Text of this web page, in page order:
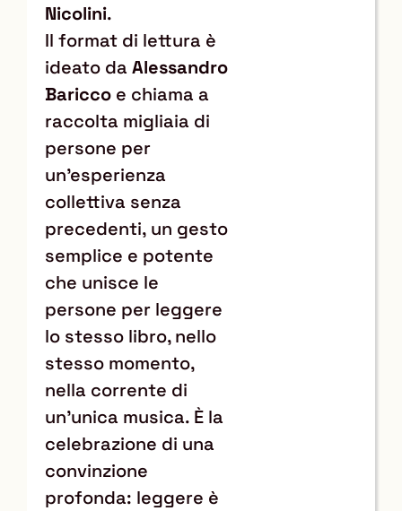
Nicolini.
Il format di lettura è
ideato da Alessandro
Baricco e chiama a
raccolta migliaia di
persone per
un’esperienza
collettiva senza
precedenti, un gesto
semplice e potente
che unisce le
persone per leggere
lo stesso libro, nello
stesso momento,
nella corrente di
un’unica musica. È la
celebrazione di una
convinzione
profonda: leggere è